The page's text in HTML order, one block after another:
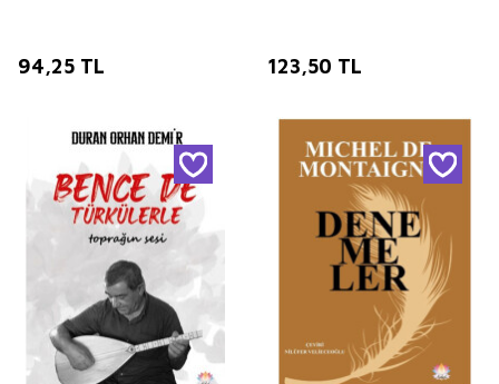
94,25 TL 123,50 TL